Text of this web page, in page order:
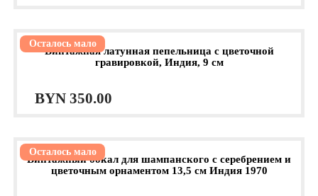
Осталось мало
Винтажная латунная пепельница с цветочной
гравировкой, Индия, 9 см
BYN 350.00
Осталось мало
Винтажный бокал для шампанского с серебрением и
цветочным орнаментом 13,5 см Индия 1970